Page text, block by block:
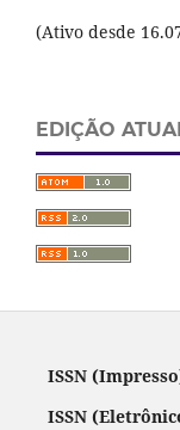
(Ativo desde
EDIÇÃO
ISSN
ISSN